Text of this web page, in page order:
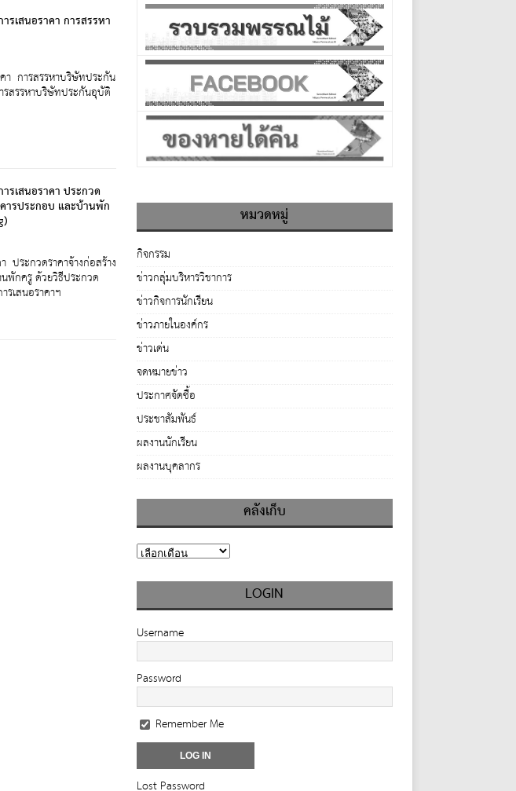
รเสนอราคา การสรรหา
า การสรรหาบริษัทประกัน
สรรหาบริษัทประกันอุบัติ
รเสนอราคา ประกวด
ารประกอบ และบ้านพัก
ประกวดราคาจ้างก่อสร้าง
พักครู ด้วยวิธีประกวด
ารเสนอราคาฯ
หมวดหมู่
กิจกรรม
ข่าวกลุ่มบริหารวิชาการ
ข่าวกิจการนักเรียน
ข่าวภายในองค์กร
ข่าวเด่น
จดหมายข่าว
ประกาศจัดซื้อ
ประชาสัมพันธ์
ผลงานนักเรียน
ผลงานบุคลากร
คลังเก็บ
LOGIN
Username
Password
Remember Me
Lost Password